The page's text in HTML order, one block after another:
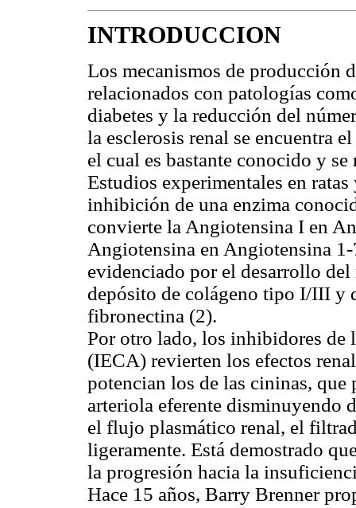
INTRODUCCION
Los mecanismos de producción
relacionados con patologías
diabetes y la reducción del
la esclerosis renal se encuentra
el cual es bastante conocido y
Estudios experimentales en
inhibición de una enzima
convierte la Angiotensina I en
Angiotensina en Angiotensina
evidenciado por el desarrollo
depósito de colágeno tipo I/III y
fibronectina (2).
Por otro lado, los inhibidores de
(IECA) revierten los efectos
potencian los de las cininas,
arteriola eferente disminuyendo
el flujo plasmático renal, el
ligeramente. Está demostrado
la progresión hacia la
Hace 15 años, Barry Brenner